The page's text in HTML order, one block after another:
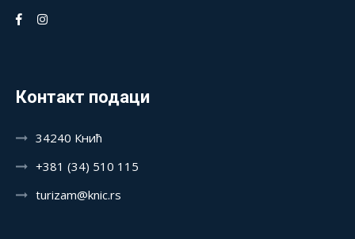
Контакт подаци
34240 Кнић
+381 (34) 510 115
turizam@knic.rs